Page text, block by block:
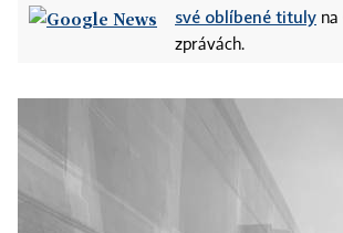
své oblíbené tituly na
zprávách.